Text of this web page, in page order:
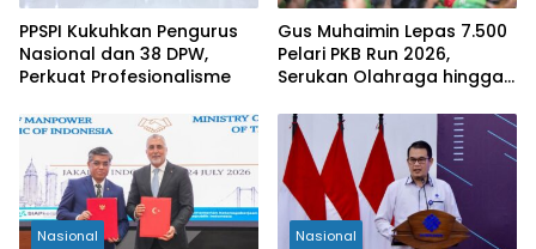
PPSPI Kukuhkan Pengurus
Nasional dan 38 DPW,
Perkuat Profesionalisme
Gus Muhaimin Lepas 7.500
Pelari PKB Run 2026,
Serukan Olahraga hingga
Nasional Nasional